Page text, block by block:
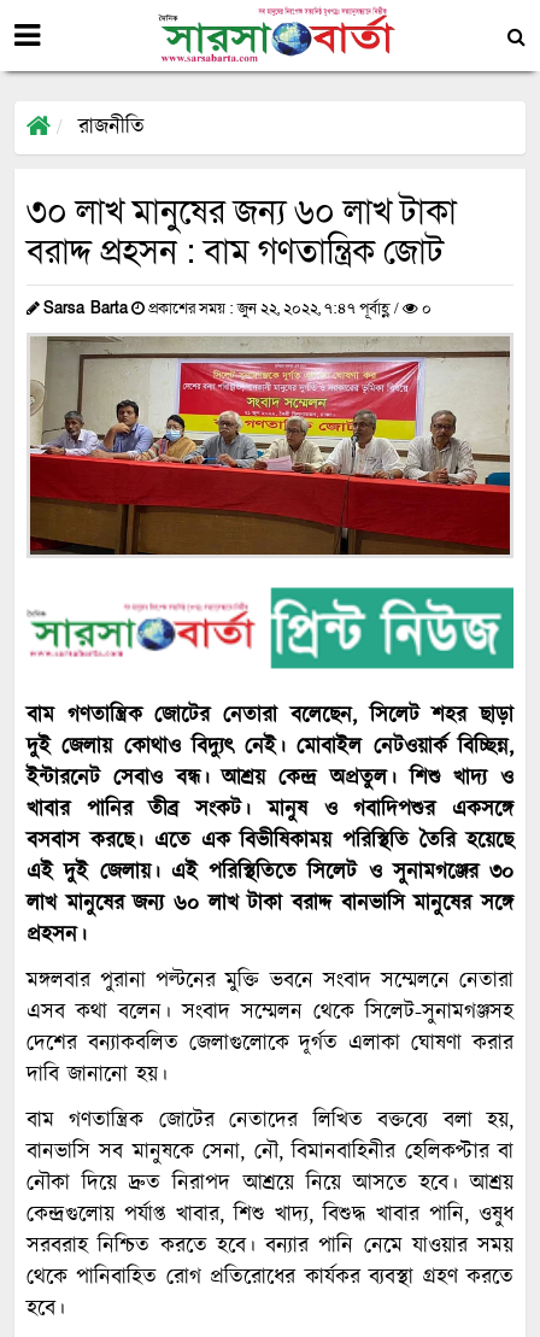
রাজনীতি
৩০ লাখ মানুষের জন্য ৬০ লাখ টাকা
বরাদ্দ প্রহসন : বাম গণতান্ত্রিক জোট
Sarsa Barta প্রকাশের সময় : জুন ২২, ২০২২, ৭:৪৭ পূর্বাহ্ণ / ০
বাম গণতান্ত্রিক জোটের নেতারা বলেছেন, সিলেট শহর ছাড়া
দুই জেলায় কোথাও বিদ্যুৎ নেই। মোবাইল নেটওয়ার্ক বিচ্ছিন্ন,
ইন্টারনেট সেবাও বন্ধ। আশ্রয় কেন্দ্র অপ্রতুল। শিশু খাদ্য ও
খাবার পানির তীব্র সংকট। মানুষ ও গবাদিপশুর একসঙ্গে
বসবাস করছে। এতে এক বিভীষিকাময় পরিস্থিতি তৈরি হয়েছে
এই দুই জেলায়। এই পরিস্থিতিতে সিলেট ও সুনামগঞ্জের ৩০
লাখ মানুষের জন্য ৬০ লাখ টাকা বরাদ্দ বানভাসি মানুষের সঙ্গে
প্রহসন।
মঙ্গলবার পুরানা পল্টনের মুক্তি ভবনে সংবাদ সম্মেলনে নেতারা
এসব কথা বলেন। সংবাদ সম্মেলন থেকে সিলেট-সুনামগঞ্জসহ
দেশের বন্যাকবলিত জেলাগুলোকে দুর্গত এলাকা ঘোষণা করার
দাবি জানানো হয়।
বাম গণতান্ত্রিক জোটের নেতাদের লিখিত বক্তব্যে বলা হয়,
বানভাসি সব মানুষকে সেনা, নৌ, বিমানবাহিনীর হেলিকপ্টার বা
নৌকা দিয়ে দ্রুত নিরাপদ আশ্রয়ে নিয়ে আসতে হবে। আশ্রয়
কেন্দ্রগুলোয় পর্যাপ্ত খাবার, শিশু খাদ্য, বিশুদ্ধ খাবার পানি, ওষুধ
সরবরাহ নিশ্চিত করতে হবে। বন্যার পানি নেমে যাওয়ার সময়
থেকে পানিবাহিত রোগ প্রতিরোধের কার্যকর ব্যবস্থা গ্রহণ করতে
হবে।